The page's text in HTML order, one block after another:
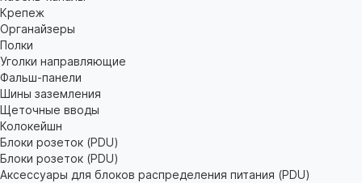
Крепеж
Органайзеры
Полки
Уголки направляющие
Фальш-панели
Шины заземления
Щеточные вводы
Колокейшн
Блоки розеток (PDU)
Блоки розеток (PDU)
Аксессуары для блоков распределения питания (PDU)